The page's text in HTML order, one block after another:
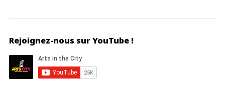
Rejoignez-nous sur YouTube !